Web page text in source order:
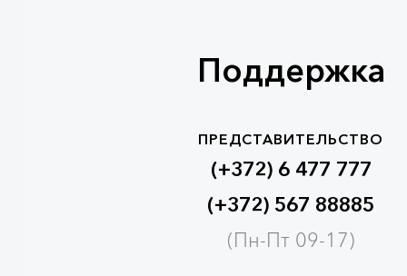
Поддержка
ПРЕДСТАВИТЕЛЬСТВО
(+372) 6 477 777
(+372) 567 88885
(Пн-Пт 09-17)